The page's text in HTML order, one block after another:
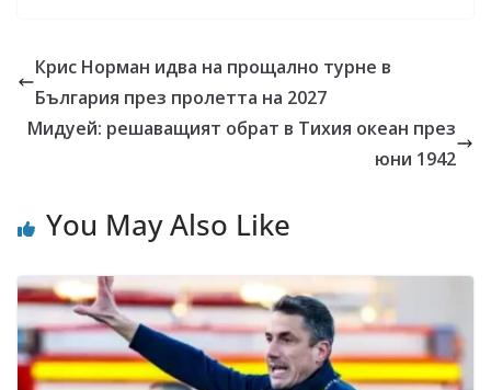
Крис Норман идва на прощално турне в
България през пролетта на 2027
Мидуей: решаващият обрат в Тихия океан през
юни 1942
You May Also Like